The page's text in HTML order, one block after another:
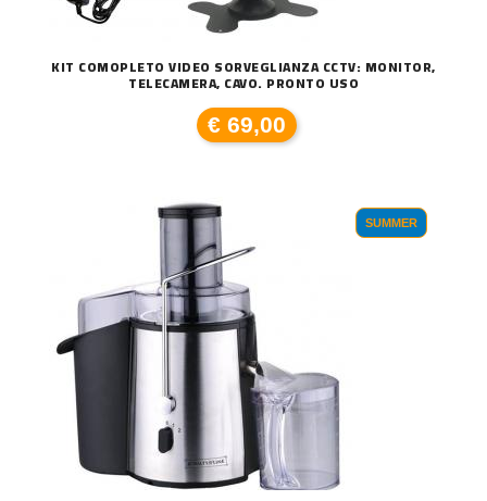
KIT COMOPLETO VIDEO SORVEGLIANZA CCTV: MONITOR,
TELECAMERA, CAVO. PRONTO USO
€ 69,00
SUMMER